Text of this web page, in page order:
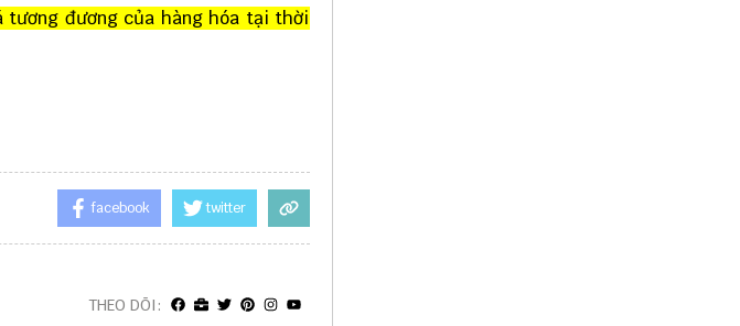
tương đương của hàng hóa tại thời
facebook twitter
THEO DÕI: